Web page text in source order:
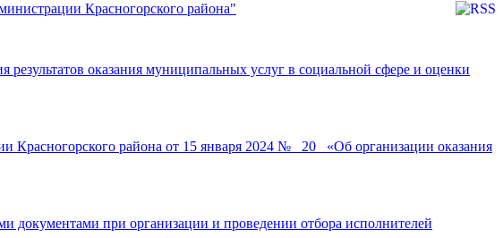
Красногорского района"
оказания муниципальных услуг в социальной сфере и оценки
района от 15 января 2024 № _20_ «Об организации оказания
при организации и проведении отбора исполнителей